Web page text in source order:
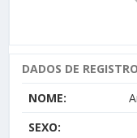
DADOS DE
NOME:
SEXO: